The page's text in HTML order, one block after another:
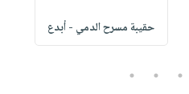
حقيبة مسرح الدمي - أبدع
3
4
5